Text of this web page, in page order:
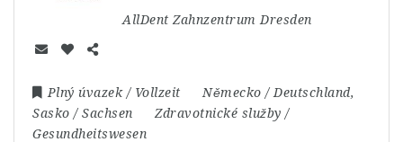
AllDent Zahnzentrum Dresden
Plný úvazek / Vollzeit Německo / Deutschland,
Sasko / Sachsen
Zdravotnické služby /
Gesundheitswesen